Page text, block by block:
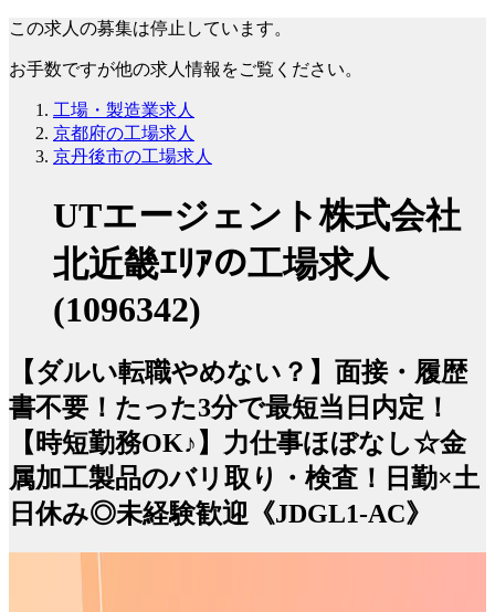
この求人の募集は停止しています。
お手数ですが他の求人情報をご覧ください。
工場・製造業求人
京都府の工場求人
京丹後市の工場求人
UTエージェント株式会社
北近畿ｴﾘｱの工場求人
(1096342)
【ダルい転職やめない？】面接・履歴
書不要！たった3分で最短当日内定！
【時短勤務OK♪】力仕事ほぼなし☆金
属加工製品のバリ取り・検査！日勤×土
日休み◎未経験歓迎《JDGL1-AC》